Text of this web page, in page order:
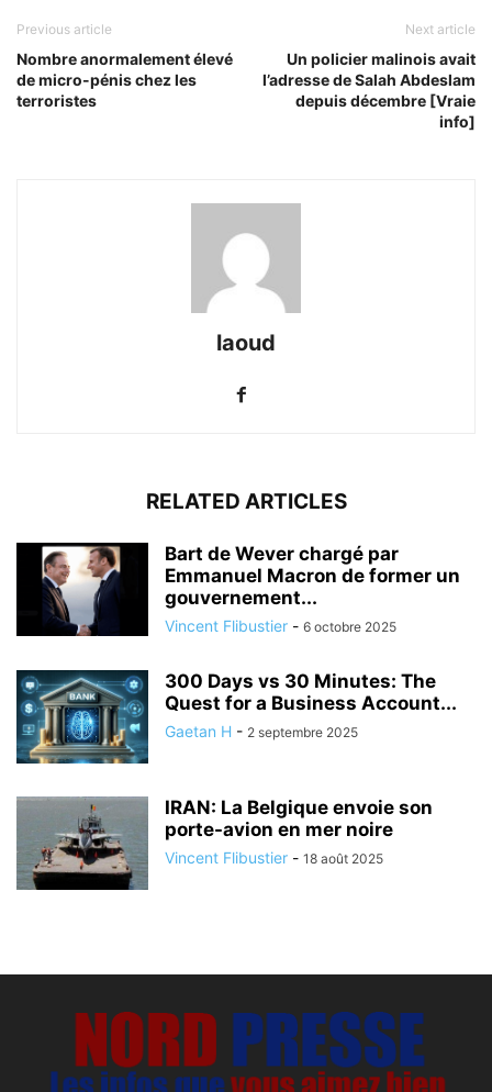
Previous article
Nombre anormalement élevé
de micro-pénis chez les
terroristes
Next article
Un policier malinois avait
l’adresse de Salah Abdeslam
depuis décembre [Vraie
info]
laoud
RELATED ARTICLES
Bart de Wever chargé par
Emmanuel Macron de former un
gouvernement...
Vincent Flibustier - 6 octobre 2025
300 Days vs 30 Minutes: The
Quest for a Business Account...
Gaetan H - 2 septembre 2025
IRAN: La Belgique envoie son
porte-avion en mer noire
Vincent Flibustier - 18 août 2025